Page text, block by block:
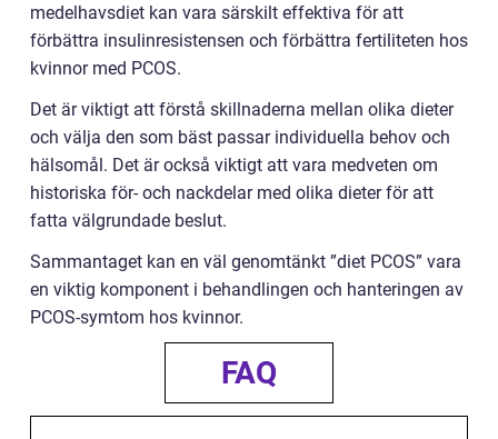
medelhavsdiet kan vara särskilt effektiva för att
förbättra insulinresistensen och förbättra fertiliteten hos
kvinnor med PCOS.
Det är viktigt att förstå skillnaderna mellan olika dieter
och välja den som bäst passar individuella behov och
hälsomål. Det är också viktigt att vara medveten om
historiska för- och nackdelar med olika dieter för att
fatta välgrundade beslut.
Sammantaget kan en väl genomtänkt ”diet PCOS” vara
en viktig komponent i behandlingen och hanteringen av
PCOS-symtom hos kvinnor.
FAQ